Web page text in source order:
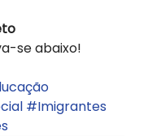
se abaixo!
#Imigrantes